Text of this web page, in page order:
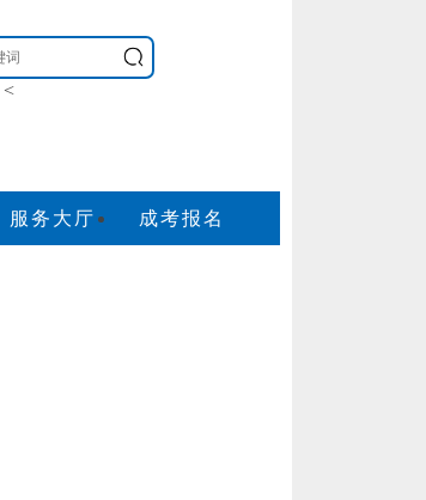
<
服务大厅
成考报名